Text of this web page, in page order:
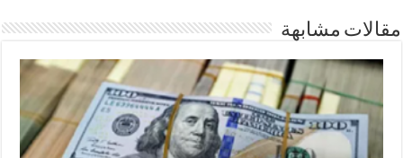
o
k
p
n
er
مقالات مشابهة